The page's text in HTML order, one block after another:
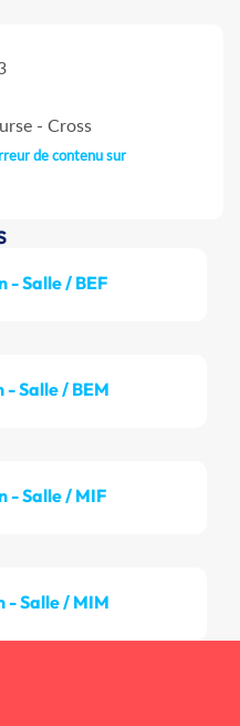
- Cross
de contenu sur
- Salle / BEF
- Salle / BEM
- Salle / MIF
- Salle / MIM